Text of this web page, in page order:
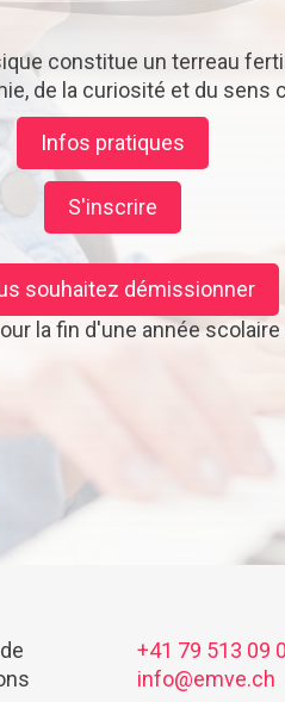
constitue un terreau
de la curiosité et du sens
Infos pratiques
S'inscrire
souhaitez démissionner
la fin d'une année
+41 79 513 09
info@emve.ch